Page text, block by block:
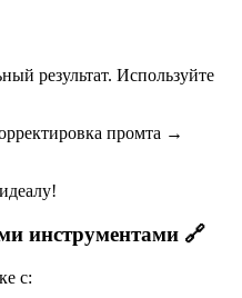
результат. Используйте
промта →
инструментами 🔗
с: